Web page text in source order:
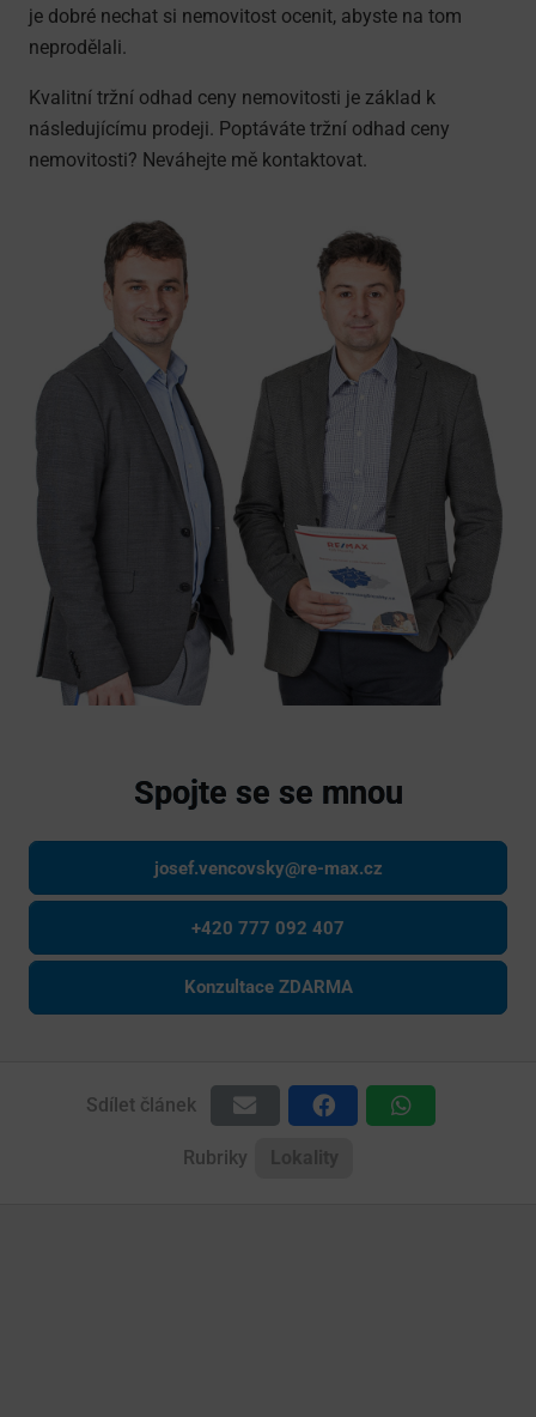
je dobré nechat si nemovitost ocenit, abyste na tom
neprodělali.
Kvalitní tržní odhad ceny nemovitosti je základ k
následujícímu prodeji. Poptáváte tržní odhad ceny
nemovitosti? Neváhejte mě kontaktovat.
Spojte se se mnou
josef.vencovsky@re-max.cz
+420 777 092 407
Konzultace ZDARMA
Sdílet článek
Rubriky